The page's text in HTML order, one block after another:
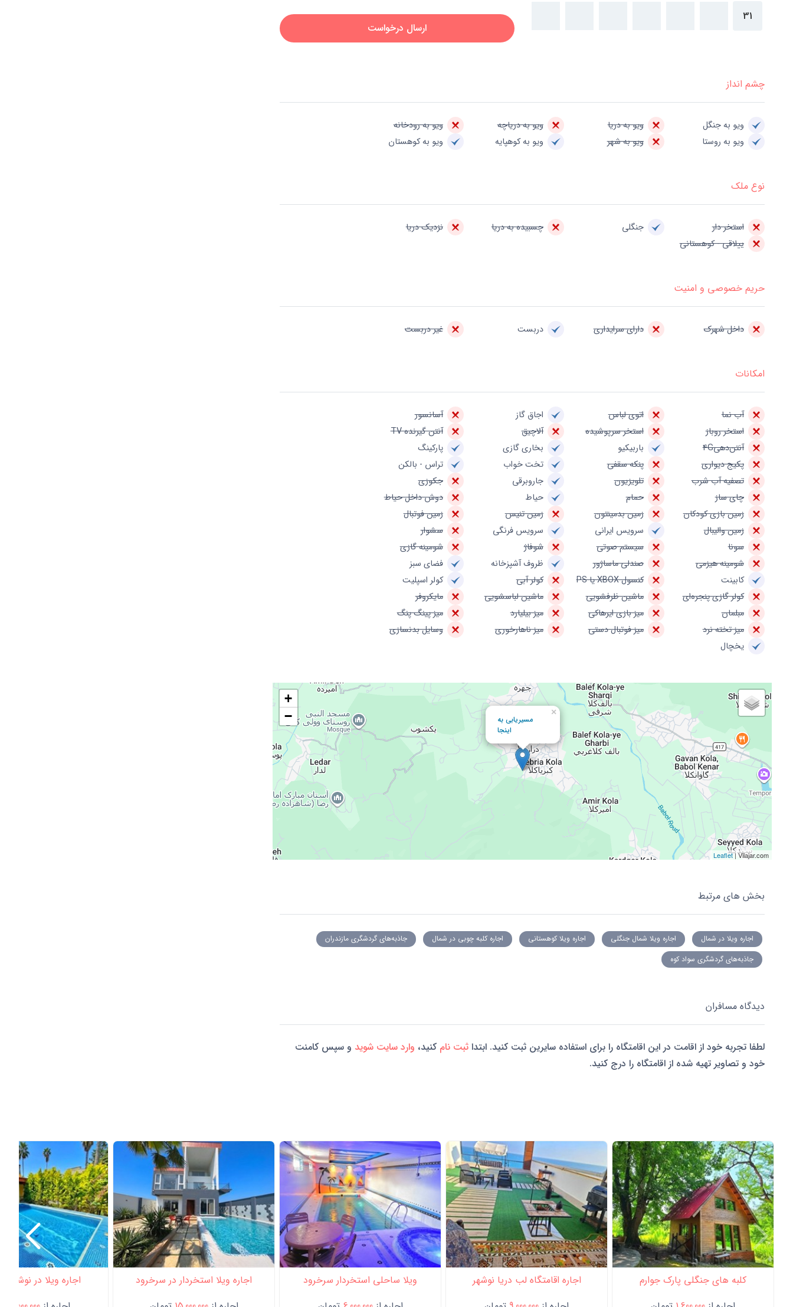
31
ارسال درخواست
چشم انداز
ویو به جنگل ویو به دریا ویو به دریاچه
ویو به رودخانه
ویو به روستا
ویو به شهر ویو به کوهپایه ویو به کوهستان
نوع ملک
استخر دار جنگلی چسبیده به دریا
نزدیک دریا
ییلاقی - کوهستانی
حریم خصوصی و امنیت
داخل شهرک دارای سرایداری دربست غیر دربست
امکانات
آب نما اتوی لباس اجاق گاز
آسانسور
استخر روباز
استخر سرپوشیده آلاچیق
آنتن گیرنده TV
آنتن‌دهی4G
باربیکیو بخاری گازی
پارکینگ
پکیج دیواری
پنکه سقفی تخت خواب
تراس - بالکن
تصفیه آب شرب
تلویزیون جاروبرقی
جکوزی
چای ساز
حمام حیاط
دوش داخل حیاط
زمین بازی کودکان
زمین بدمینتون زمین تنیس
زمین فوتبال
زمین والیبال
سرویس ایرانی سرویس فرنگی
سشوار
سونا
سیستم صوتی شوفاژ
شومینه گازی
شومینه هیزمی
صندلی ماساژور ظروف آشپزخانه
فضای سبز
کابینت
کنسول XBOX یا PS کولر آبی
کولر اسپلیت
کولر گازی پنجره‌ای
ماشین ظرفشویی ماشین لباسشویی
مایکروفر
مبلمان
میز بازی ایرهاکی میز بیلیارد
میز پینگ پنگ
میز تخته نرد
میز فوتبال دستی میز ناهارخوری
وسایل بدنسازی
یخچال
مسیریابی به
اینجا
×
+
−
Leaflet| Vilajar.com
بخش های مرتبط
اجاره ویلا در شمال اجاره ویلا شمال جنگلی اجاره ویلا کوهستانی اجاره کلبه چوبی در شمال
جاذبه‌های گردشگری مازندران
جاذبه‌های گردشگری سواد کوه
دیدگاه مسافران
لطفا تجربه خود از اقامت در این اقامتگاه را برای استفاده سایرین ثبت کنید. ابتدا ثبت نام کنید، وارد سایت شوید و سپس کامنت
خود و تصاویر تهیه شده از اقامتگاه را درج کنید.
کلبه های جنگلی پارک جوارم
اجاره اقامتگاه لب دریا نوشهر
ویلا ساحلی استخردار سرخرود
اجاره ویلا استخردار در سرخرود
اجاره ویلا در نوشهر